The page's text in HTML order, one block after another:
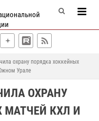
охрану порядка хоккейных
Урале
ОХРАНУ
МАТЧЕЙ КХЛ И